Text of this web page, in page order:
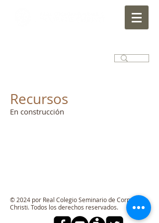
Recursos
En construcción
© 2024 por Real Colegio Seminario de Corpus
Christi. Todos los derechos reservados.